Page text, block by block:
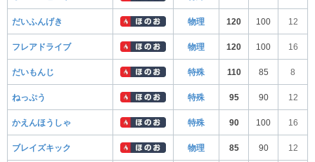
だいふんげき 物理 120 100 12
フレアドライブ 物理 120 100 16
だいもんじ 特殊 110 85 8
ねっぷう 特殊 95 90 12
かえんほうしゃ 特殊 90 100 16
ブレイズキック 物理 85 90 12